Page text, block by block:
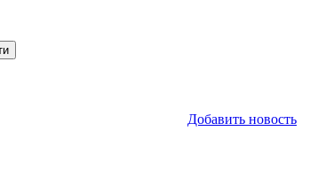
Добавить новость